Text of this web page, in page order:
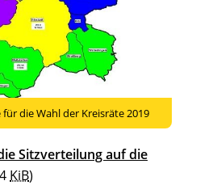
die Wahl der Kreisräte 2019
Sitzverteilung auf die
KiB)